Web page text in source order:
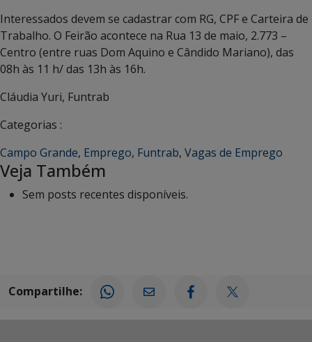
Interessados devem se cadastrar com RG, CPF e Carteira de
Trabalho. O Feirão acontece na Rua 13 de maio, 2.773 –
Centro (entre ruas Dom Aquino e Cândido Mariano), das
08h às 11 h/ das 13h às 16h.
Cláudia Yuri, Funtrab
Categorias :
Campo Grande, Emprego, Funtrab, Vagas de Emprego
Veja Também
Sem posts recentes disponíveis.
Compartilhe: